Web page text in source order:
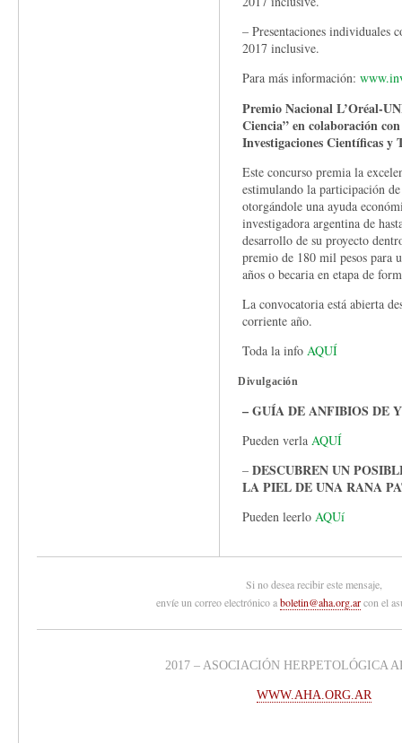
– Presentaciones individuales
2017 inclusive.
Para más información:
Premio Nacional L’Oréal-
Ciencia” en colaboración
Investigaciones Científicas y
Este concurso premia la
estimulando la participación
otorgándole una ayuda
investigadora argentina de
desarrollo de su proyecto
premio de 180 mil pesos para
años o becaria en etapa de
La convocatoria está abierta
corriente año.
Toda la info AQUÍ
Divulgación
– GUÍA DE ANFIBIOS DE
Pueden verla AQUÍ
– DESCUBREN UN
LA PIEL DE UNA RANA
Pueden leerlo AQUí
Si no desea recibir este mensaje,
envíe un correo electrónico aboletin@aha.org.arcon el
2017 – ASOCIACIÓN HERPETOLÓGICA
WWW.AHA.ORG.AR